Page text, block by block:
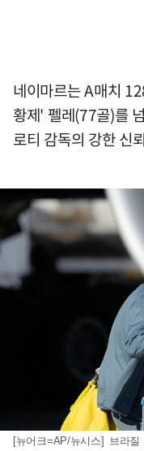
네이마르는 A매치
황제' 펠레(77골)를
로티 감독의 강한 신
[뉴어크=AP/뉴시스] 브라